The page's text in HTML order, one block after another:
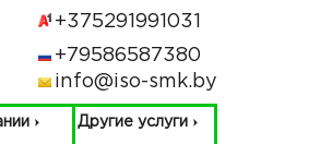
+375291991031
+79586587380
info@iso-smk.by
Другие услуги